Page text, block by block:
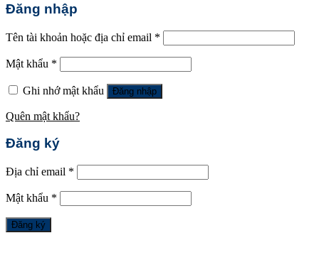
Đăng nhập
Tên tài khoản hoặc địa chỉ email *
Mật khẩu *
Ghi nhớ mật khẩu Đăng nhập
Quên mật khẩu?
Đăng ký
Địa chỉ email *
Mật khẩu *
Đăng ký